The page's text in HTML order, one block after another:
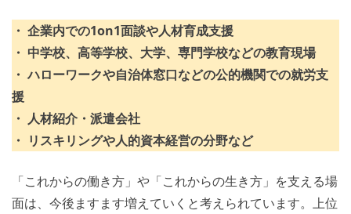
・ 企業内での1on1面談や人材育成支援
・ 中学校、高等学校、大学、専門学校などの教育現場
・ ハローワークや自治体窓口などの公的機関での就労支
援
・ 人材紹介・派遣会社
・ リスキリングや人的資本経営の分野など
「これからの働き方」や「これからの生き方」を支える場
面は、今後ますます増えていくと考えられています。上位